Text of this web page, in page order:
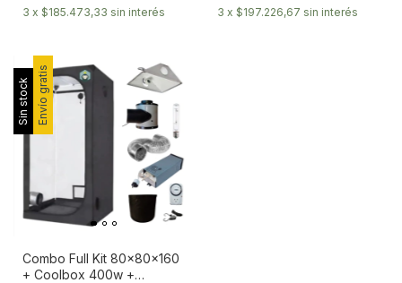
3 x $185.473,33 sin interés
3 x $197.226,67 sin interés
Sin stock Envío gratis
Combo Full Kit 80x80x160
+ Coolbox 400w +